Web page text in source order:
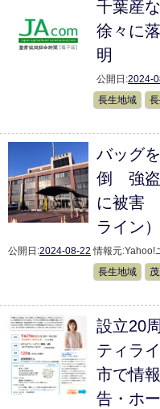
千葉産
徐々に
明
公開日:2024-
長生地域
バッグ
倒 強盗
に被害
ライン
公開日:2024-08-22 情報元:Yahoo!
長生地域
設立20
ティラ
市で情
告・ホ